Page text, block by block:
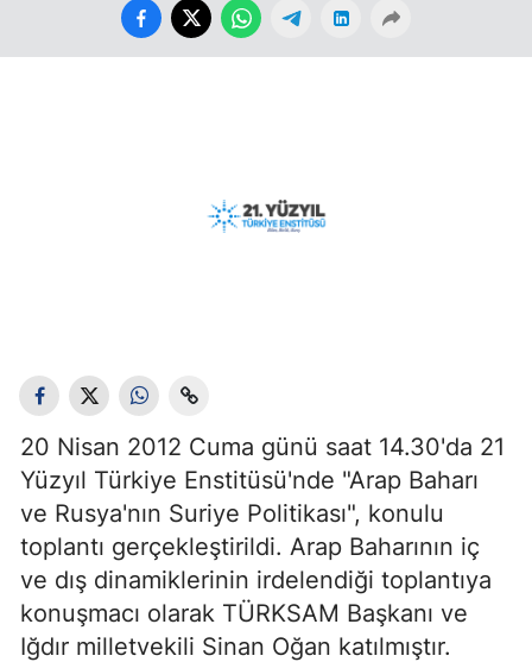
20 Nisan 2012 Cuma günü saat 14.30'da 21
Yüzyıl Türkiye Enstitüsü'nde "Arap Baharı
ve Rusya'nın Suriye Politikası", konulu
toplantı gerçekleştirildi. Arap Baharının iç
ve dış dinamiklerinin irdelendiği toplantıya
konuşmacı olarak TÜRKSAM Başkanı ve
Iğdır milletvekili Sinan Oğan katılmıştır.